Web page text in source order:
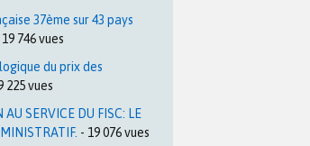
37ème sur 43 pays
19 746 vues
du prix des
225 vues
AU SERVICE DU FISC: LE
- 19 076 vues